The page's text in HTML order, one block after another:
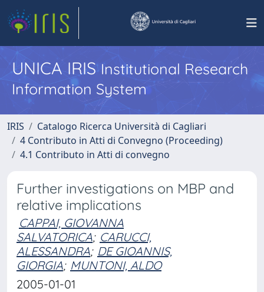
UNICA IRISInstitutional Research
Information System
IRIS
Catalogo Ricerca Università di Cagliari
4 Contributo in Atti di Convegno (Proceeding)
4.1 Contributo in Atti di convegno
Further investigations on MBP and
relative implications
CAPPAI, GIOVANNA
SALVATORICA; CARUCCI,
ALESSANDRA; DE GIOANNIS,
GIORGIA; MUNTONI, ALDO
2005-01-01